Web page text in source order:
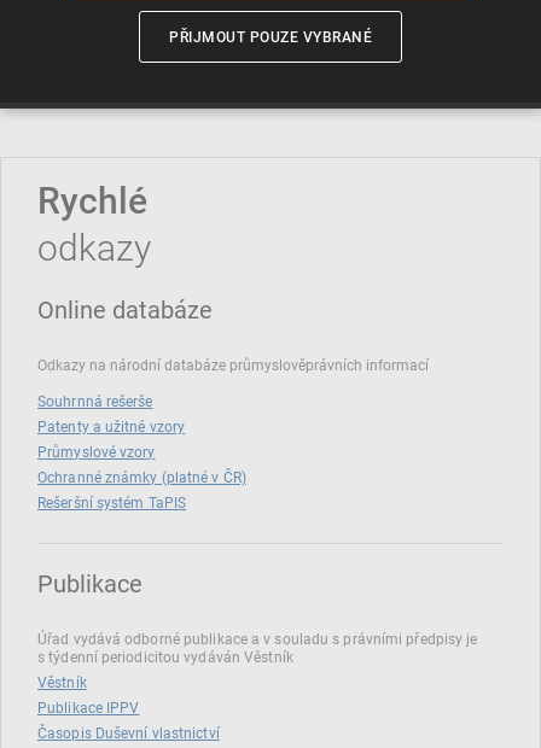
Označení původua zeměpisná
Rychlé
odkazy
Online databáze
Odkazy na národní databáze průmyslověprávních informací
Souhrnná rešerše
Patenty a užitné vzory
Průmyslové vzory
Ochranné známky (platné v ČR)
Rešeršní systém TaPIS
Publikace
Úřad vydává odborné publikace a v souladu s právními předpisy je
s týdenní periodicitou vydáván Věstník
Věstník
Publikace IPPV
Časopis Duševní vlastnictví
PŘIJMOUT POUZE VYBRANÉ